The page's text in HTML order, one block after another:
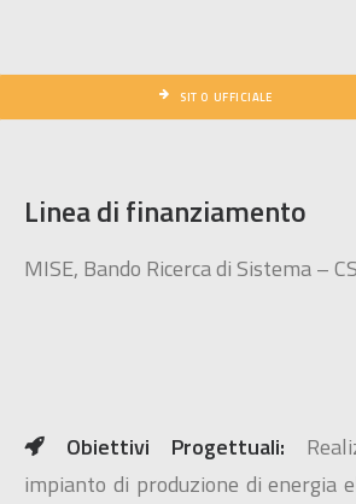
SITO UFFICIALE
Linea di finanziamento
MISE, Bando Ricerca di Sistema –
Obiettivi Progettuali:
impianto di produzione di energia